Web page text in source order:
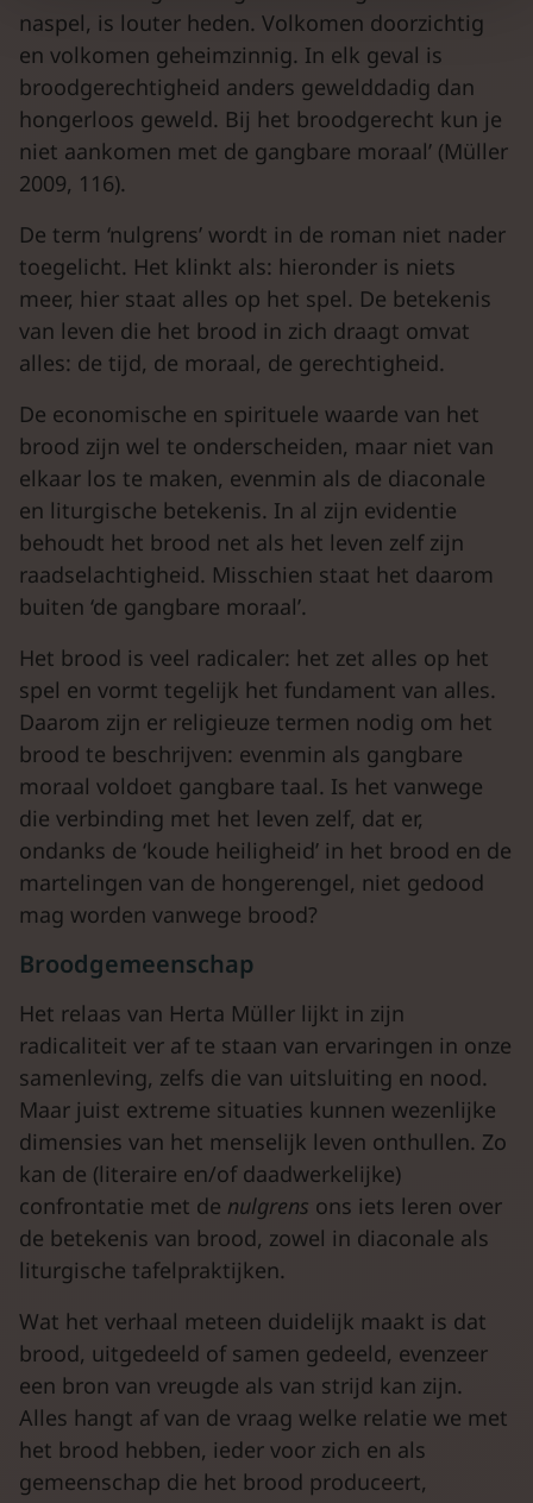
naspel, is louter heden. Volkomen doorzichtig
en volkomen geheimzinnig. In elk geval is
broodgerechtigheid anders gewelddadig dan
hongerloos geweld. Bij het broodgerecht kun je
niet aankomen met de gangbare moraal’ (Müller
2009, 116).
De term ‘nulgrens’ wordt in de roman niet nader
toegelicht. Het klinkt als: hieronder is niets
meer, hier staat alles op het spel. De betekenis
van leven die het brood in zich draagt omvat
alles: de tijd, de moraal, de gerechtigheid.
De economische en spirituele waarde van het
brood zijn wel te onderscheiden, maar niet van
elkaar los te maken, evenmin als de diaconale
en liturgische betekenis. In al zijn evidentie
behoudt het brood net als het leven zelf zijn
raadselachtigheid. Misschien staat het daarom
buiten ‘de gangbare moraal’.
Het brood is veel radicaler: het zet alles op het
spel en vormt tegelijk het fundament van alles.
Daarom zijn er religieuze termen nodig om het
brood te beschrijven: evenmin als gangbare
moraal voldoet gangbare taal. Is het vanwege
die verbinding met het leven zelf, dat er,
ondanks de ‘koude heiligheid’ in het brood en de
martelingen van de hongerengel, niet gedood
mag worden vanwege brood?
Broodgemeenschap
Het relaas van Herta Müller lijkt in zijn
radicaliteit ver af te staan van ervaringen in onze
samenleving, zelfs die van uitsluiting en nood.
Maar juist extreme situaties kunnen wezenlijke
dimensies van het menselijk leven onthullen. Zo
kan de (literaire en/of daadwerkelijke)
confrontatie met de nulgrens ons iets leren over
de betekenis van brood, zowel in diaconale als
liturgische tafelpraktijken.
Wat het verhaal meteen duidelijk maakt is dat
brood, uitgedeeld of samen gedeeld, evenzeer
een bron van vreugde als van strijd kan zijn.
Alles hangt af van de vraag welke relatie we met
het brood hebben, ieder voor zich en als
gemeenschap die het brood produceert,